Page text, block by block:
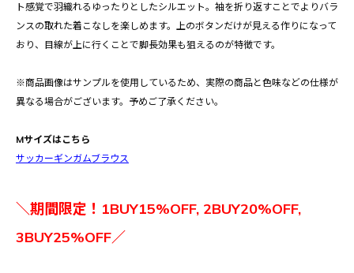
ト感覚で羽織れるゆったりとしたシルエット。袖を折り返すことでよりバラ
ンスの取れた着こなしを楽しめます。上のボタンだけが見える作りになって
おり、目線が上に行くことで脚長効果も狙えるのが特徴です。
※商品画像はサンプルを使用しているため、実際の商品と色味などの仕様が
異なる場合がございます。予めご了承ください。
Mサイズはこちら
サッカーギンガムブラウス
＼期間限定！1BUY15%OFF, 2BUY20%OFF,
3BUY25%OFF／